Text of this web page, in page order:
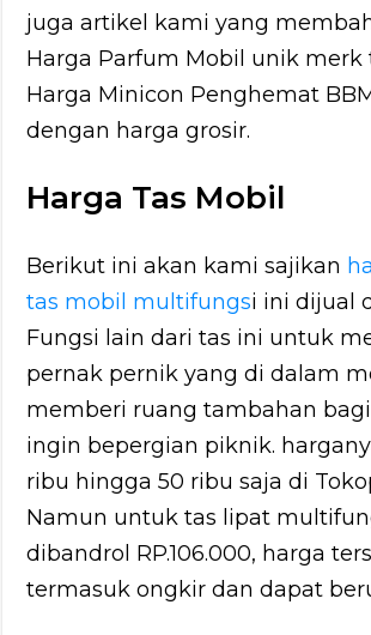
juga artikel kami yang
Harga Parfum Mobil unik merk
Harga Minicon Penghemat
dengan harga grosir.
Harga Tas Mobil
Berikut ini akan kami sajikan
tas mobil multifungsi ini dijual
Fungsi lain dari tas ini untuk
pernak pernik yang di dalam
memberi ruang tambahan
ingin bepergian piknik.
ribu hingga 50 ribu saja di
Namun untuk tas lipat
dibandrol RP.106.000, harga
termasuk ongkir dan dapat